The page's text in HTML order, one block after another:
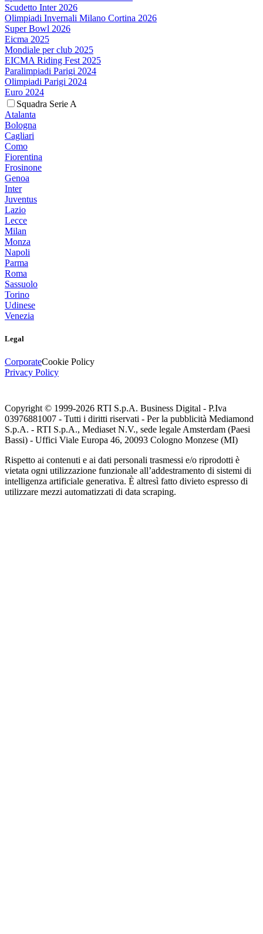
Scudetto Inter 2026
Olimpiadi Invernali Milano Cortina 2026
Super Bowl 2026
Eicma 2025
Mondiale per club 2025
EICMA Riding Fest 2025
Paralimpiadi Parigi 2024
Olimpiadi Parigi 2024
Euro 2024
Squadra Serie A
Atalanta
Bologna
Cagliari
Como
Fiorentina
Frosinone
Genoa
Inter
Juventus
Lazio
Lecce
Milan
Monza
Napoli
Parma
Roma
Sassuolo
Torino
Udinese
Venezia
Legal
CorporateCookie Policy
Privacy Policy
Copyright © 1999-2026 RTI S.p.A. Business Digital - P.Iva
03976881007 - Tutti i diritti riservati - Per la pubblicità Mediamond
S.p.A. - RTI S.p.A., Mediaset N.V., sede legale Amsterdam (Paesi
Bassi) - Uffici Viale Europa 46, 20093 Cologno Monzese (MI)
Rispetto ai contenuti e ai dati personali trasmessi e/o riprodotti è
vietata ogni utilizzazione funzionale all’addestramento di sistemi di
intelligenza artificiale generativa. È altresì fatto divieto espresso di
utilizzare mezzi automatizzati di data scraping.